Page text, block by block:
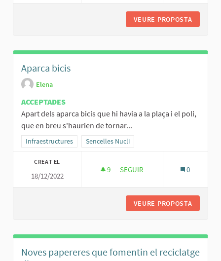
VEURE PROPOSTA
Aparca bicis
Elena
ACCEPTADES
Apart dels aparca bicis que hi havia a la plaça i el poli,
que en breu s'haurien de tornar...
Resultats al filtrar per la categoria: Infraestructures
Infraestructures Resultats al filtrar per l'àmbit: Sencelles Nucli
Sencelles Nucli
CREAT EL
18/12/2022
9 9 SEGUIDORES
SEGUIR 0
VEURE PROPOSTA
Noves papereres que fomentin el reciclatge